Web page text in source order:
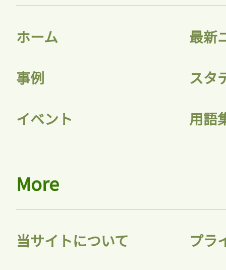
ホーム 最新
事例 スタ
イベント 用語
More
当サイトについて プラ